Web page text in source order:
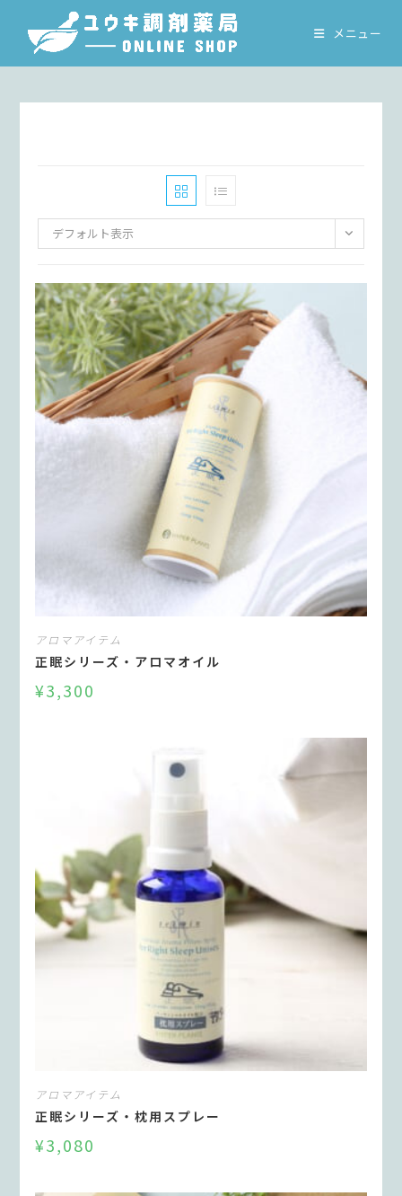
メニュー
デフォルト表示
アロマアイテム
正眠シリーズ・アロマオイル
¥3,300
アロマアイテム
正眠シリーズ・枕用スプレー
¥3,080